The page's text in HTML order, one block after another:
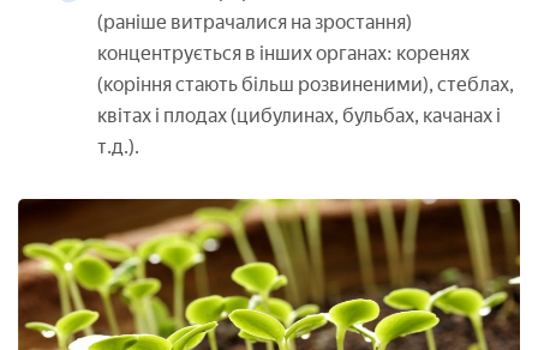
(раніше витрачалися на зростання)
концентрується в інших органах: коренях
(коріння стають більш розвиненими), стеблах,
квітах і плодах (цибулинах, бульбах, качанах і
т.д.).